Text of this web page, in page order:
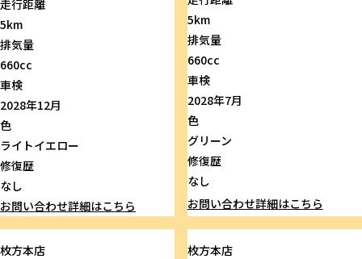
走行距離
5km
排気量
660cc
車検
2028年12月
色
ライトイエロー
修復歴
なし
お問い合わせ詳細はこちら
5km
排気量
660cc
車検
2028年7月
色
グリーン
修復歴
なし
お問い合わせ詳細はこちら
枚方本店
枚方本店